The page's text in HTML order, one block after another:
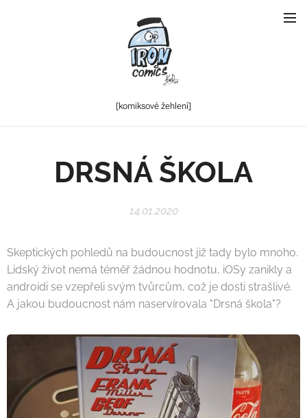
[komiksové žehlení]
DRSNÁ ŠKOLA
14.01.2020
Skeptických pohledů na budoucnost již tady bylo mnoho.
Lidský život nemá téměř žádnou hodnotu, iOSy zanikly a
androidi se vzepřeli svým tvůrcům, což je dosti strašlivé.
A jakou budoucnost nám naservírovala "Drsná škola"?